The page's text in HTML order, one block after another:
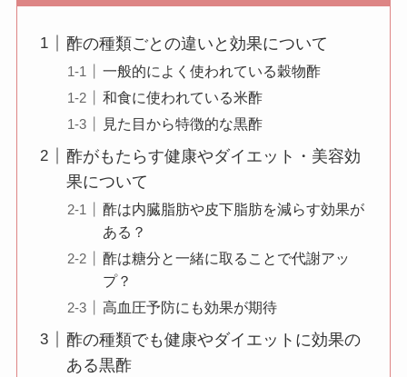
酢の種類ごとの違いと効果について
一般的によく使われている穀物酢
和食に使われている米酢
見た目から特徴的な黒酢
酢がもたらす健康やダイエット・美容効
果について
酢は内臓脂肪や皮下脂肪を減らす効果が
ある？
酢は糖分と一緒に取ることで代謝アッ
プ？
高血圧予防にも効果が期待
酢の種類でも健康やダイエットに効果の
ある黒酢